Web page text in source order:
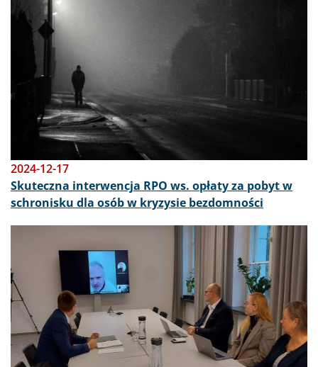
2024-12-17
Skuteczna interwencja RPO ws. opłaty za pobyt w
schronisku dla osób w kryzysie bezdomności